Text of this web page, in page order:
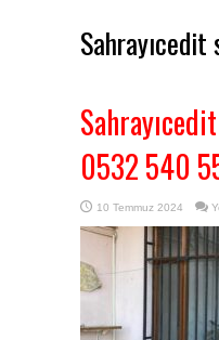
0532 540
10 Temmuz 2024